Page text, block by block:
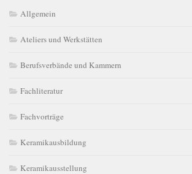
Allgemein
Ateliers und Werkstätten
Berufsverbände und Kammern
Fachliteratur
Fachvorträge
Keramikausbildung
Keramikausstellung